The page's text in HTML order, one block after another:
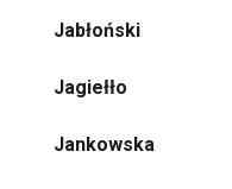
Jabłoński
Jagiełło
Jankowska